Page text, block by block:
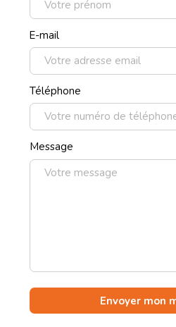
E-mail
Téléphone
Message